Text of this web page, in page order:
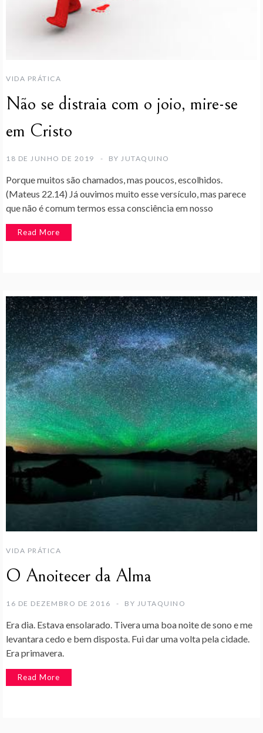
VIDA PRÁTICA
Não se distraia com o joio, mire-se
em Cristo
18 DE JUNHO DE 2019 BY JUTAQUINO
Porque muitos são chamados, mas poucos, escolhidos.
(Mateus 22.14) Já ouvimos muito esse versículo, mas parece
que não é comum termos essa consciência em nosso
Read More
VIDA PRÁTICA
O Anoitecer da Alma
16 DE DEZEMBRO DE 2016 BY JUTAQUINO
Era dia. Estava ensolarado. Tivera uma boa noite de sono e me
levantara cedo e bem disposta. Fui dar uma volta pela cidade.
Era primavera.
Read More